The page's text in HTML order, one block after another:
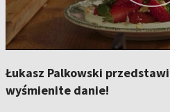
Łukasz Palkowski
wyśmienite danie!